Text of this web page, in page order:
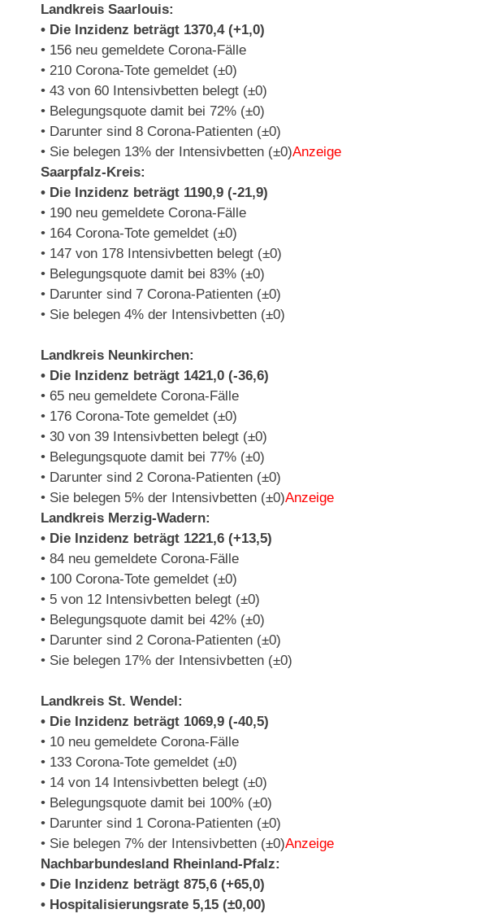
Landkreis Saarlouis:
• Die Inzidenz beträgt 1370,4 (+1,0)
• 156 neu gemeldete Corona-Fälle
• 210 Corona-Tote gemeldet (±0)
• 43 von 60 Intensivbetten belegt (±0)
• Belegungsquote damit bei 72% (±0)
• Darunter sind 8 Corona-Patienten (±0)
• Sie belegen 13% der Intensivbetten (±0)Anzeige
Saarpfalz-Kreis:
• Die Inzidenz beträgt 1190,9 (-21,9)
• 190 neu gemeldete Corona-Fälle
• 164 Corona-Tote gemeldet (±0)
• 147 von 178 Intensivbetten belegt (±0)
• Belegungsquote damit bei 83% (±0)
• Darunter sind 7 Corona-Patienten (±0)
• Sie belegen 4% der Intensivbetten (±0)
Landkreis Neunkirchen:
• Die Inzidenz beträgt 1421,0 (-36,6)
• 65 neu gemeldete Corona-Fälle
• 176 Corona-Tote gemeldet (±0)
• 30 von 39 Intensivbetten belegt (±0)
• Belegungsquote damit bei 77% (±0)
• Darunter sind 2 Corona-Patienten (±0)
• Sie belegen 5% der Intensivbetten (±0)Anzeige
Landkreis Merzig-Wadern:
• Die Inzidenz beträgt 1221,6 (+13,5)
• 84 neu gemeldete Corona-Fälle
• 100 Corona-Tote gemeldet (±0)
• 5 von 12 Intensivbetten belegt (±0)
• Belegungsquote damit bei 42% (±0)
• Darunter sind 2 Corona-Patienten (±0)
• Sie belegen 17% der Intensivbetten (±0)
Landkreis St. Wendel:
• Die Inzidenz beträgt 1069,9 (-40,5)
• 10 neu gemeldete Corona-Fälle
• 133 Corona-Tote gemeldet (±0)
• 14 von 14 Intensivbetten belegt (±0)
• Belegungsquote damit bei 100% (±0)
• Darunter sind 1 Corona-Patienten (±0)
• Sie belegen 7% der Intensivbetten (±0)Anzeige
Nachbarbundesland Rheinland-Pfalz:
• Die Inzidenz beträgt 875,6 (+65,0)
• Hospitalisierungsrate 5,15 (±0,00)